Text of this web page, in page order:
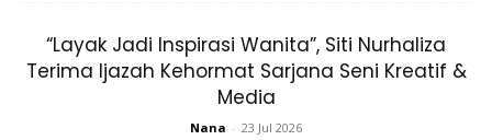
“Aku pun bertanya, Wahai Rasulullah, engkau berkata,
‘Sesiapa yang memberi masa kepada orang berhutang
“Layak Jadi Inspirasi Wanita”, Siti Nurhaliza
Terima Ijazah Kehormat Sarjana Seni Kreatif &
Media
Nana - 23 Jul 2026